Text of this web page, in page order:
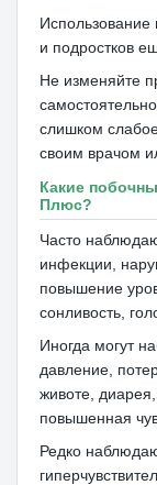
Использование
и подростков
Не изменяйте
самостоятельно.
слишком
своим врачом
Какие
Плюс?
Часто
инфекции,
повышение
сонливость,
Иногда могут
давление,
животе,
повышенная
Редко